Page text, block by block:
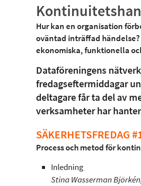
Hur kan en organisation
oväntad inträffad
ekonomiska, funktionella
Dataföreningens
fredagseftermiddagar
deltagare får ta del av
verksamheter har
SÄKERHETSFREDAG
Process och metod för
Inledning
Stina Wasserman